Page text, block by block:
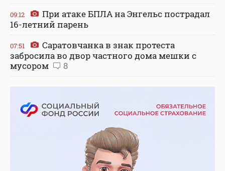
09:12
При атаке БПЛА на Энгельс пострадал
16-летний парень
07:51
Саратовчанка в знак протеста
забросила во двор частного дома мешки с
мусором
8